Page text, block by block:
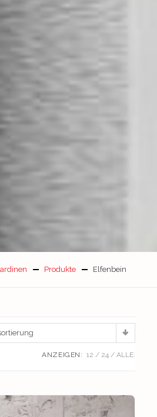
Produkte Elfenbein
ANZEIGEN: 12 24 ALLE: